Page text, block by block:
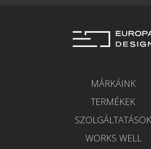
MÁRKÁINK
TERMÉKEK
SZOLGÁLTATÁSOK
WORKS WELL